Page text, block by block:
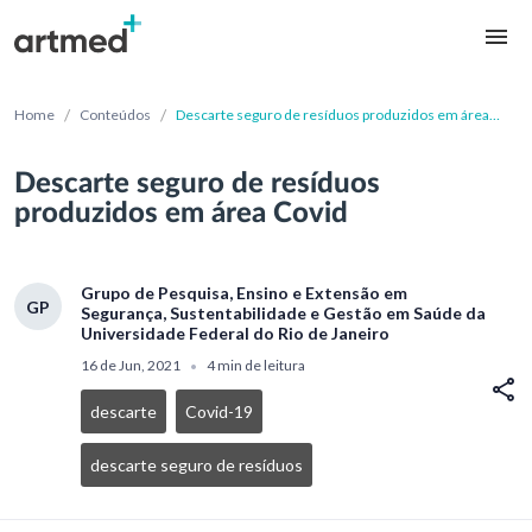
Home / Conteúdos / Descarte seguro de resíduos produzidos em área
Descarte seguro de resíduos
produzidos em área Covid
GP
Grupo de Pesquisa, Ensino e Extensão em
Segurança, Sustentabilidade e Gestão em Saúde da
Universidade Federal do Rio de Janeiro
16 de Jun, 2021 • 4 min de leitura
descarte Covid-19
descarte seguro de resíduos